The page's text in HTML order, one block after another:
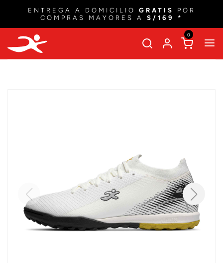
ENTREGA A DOMICILIO GRATIS
POR
COMPRAS MAYORES A S/169 *
0